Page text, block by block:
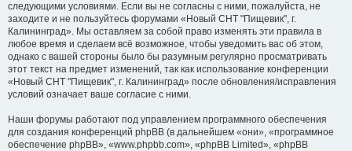
следующими условиями. Если вы не согласны с ними, пожалуйста, не
заходите и не пользуйтесь форумами «Новый СНТ "Пищевик", г.
Калининград». Мы оставляем за собой право изменять эти правила в
любое время и сделаем всё возможное, чтобы уведомить вас об этом,
однако с вашей стороны было бы разумным регулярно просматривать
этот текст на предмет изменений, так как использование конференции
«Новый СНТ "Пищевик", г. Калининград» после обновления/исправления
условий означает ваше согласие с ними.
Наши форумы работают под управлением программного обеспечения
для создания конференций phpBB (в дальнейшем «они», «программное
обеспечение phpBB», «www.phpbb.com», «phpBB Limited», «phpBB